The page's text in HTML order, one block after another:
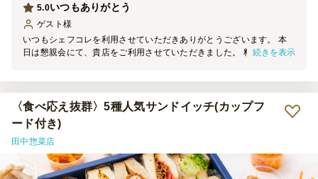
いつもありがとう
5.0
ゲスト 様
いつもシェフコレを利用させていただきありがとうございます。 本
日は懇親会にて、貴店をご利用させていただきました。 料理の見た
続きを表示
〈食べ応え抜群〉5種人気サンドイッチ(カップフ
ード付き)
田中惣菜店